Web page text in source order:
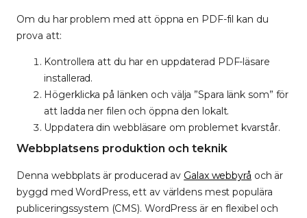
Om du har problem med att öppna en PDF-fil kan du
prova att:
Kontrollera att du har en uppdaterad PDF-läsare
installerad.
Högerklicka på länken och välja ”Spara länk som” för
att ladda ner filen och öppna den lokalt.
Uppdatera din webbläsare om problemet kvarstår.
Webbplatsens produktion och teknik
Denna webbplats är producerad av Galax webbyrå och är
byggd med WordPress, ett av världens mest populära
publiceringssystem (CMS). WordPress är en flexibel och